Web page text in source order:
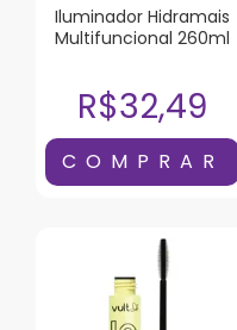
Iluminador Hidramais
Multifuncional 260ml
R$32,49